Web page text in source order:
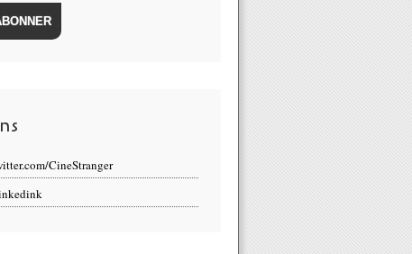
CineStranger